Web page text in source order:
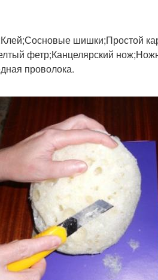
шишки;Простой
фетр;Канцелярский
проволока.